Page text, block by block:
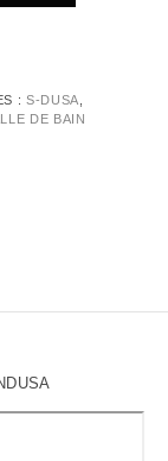
: S-DUSA
DE BAIN